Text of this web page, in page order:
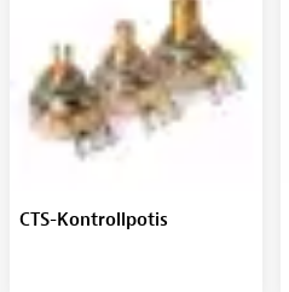
CTS-Kontrollpotis